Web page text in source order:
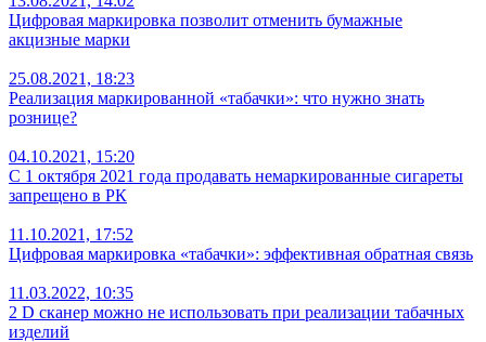
Цифровая маркировка позволит отменить бумажные
акцизные марки
25.08.2021, 18:23
Реализация маркированной «табачки»: что нужно знать
рознице?
04.10.2021, 15:20
С 1 октября 2021 года продавать немаркированные сигареты
запрещено в РК
11.10.2021, 17:52
Цифровая маркировка «табачки»: эффективная обратная связь
11.03.2022, 10:35
2 D сканер можно не использовать при реализации табачных
изделий